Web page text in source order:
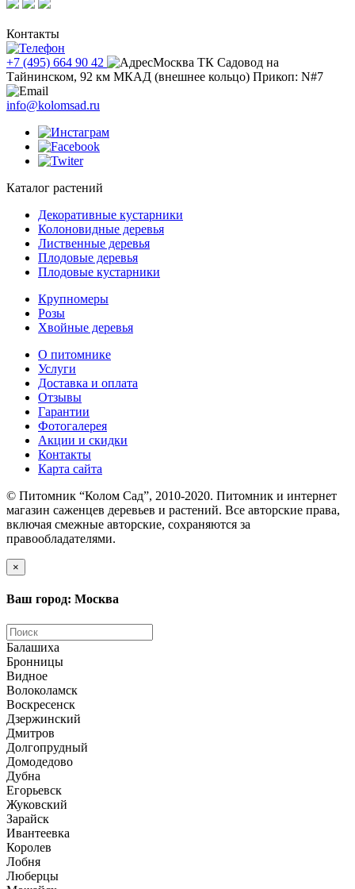
Контакты
+7 (495) 664 90 42
Москва ТК Садовод на
Тайнинском, 92 км МКАД (внешнее кольцо) Прикоп: N#7
info@kolomsad.ru
Каталог растений
Декоративные кустарники
Колоновидные деревья
Лиственные деревья
Плодовые деревья
Плодовые кустарники
Крупномеры
Розы
Хвойные деревья
О питомнике
Услуги
Доставка и оплата
Отзывы
Гарантии
Фотогалерея
Акции и скидки
Контакты
Карта сайта
© Питомник “Колом Сад”, 2010-2020. Питомник и интернет
магазин саженцев деревьев и растений. Все авторские права,
включая смежные авторские, сохраняются за
правообладателями.
×
Ваш город: Москва
Балашиха
Бронницы
Видное
Волоколамск
Воскресенск
Дзержинский
Дмитров
Долгопрудный
Домодедово
Дубна
Егорьевск
Жуковский
Зарайск
Ивантеевка
Королев
Лобня
Люберцы